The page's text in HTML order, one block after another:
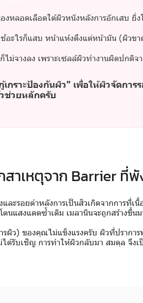
งหลอดเลือดใต้ผิวหนังหลังการอักเสบ ยิ่ง
อะไรก็แสบ หน้าแห้งตึงแต่หน้ามัน (ผิวขา
ม่จางลง เพราะเซลล์ผิวทำงานผิดปกติจา
กราะป้องกันผิว" เพื่อให้ผิวจัดการ
ช่วยหลักครับ
สาเหตุจาก Barrier ที่
ะรอยดำหลังการเป็นสิวเกิดจากการที่เ
นแสงแดดซ้ำเติม เมลานินจะถูกสร้างขึ้
ผิว) ของคุณไม่แข็งแรงครับ ผิวที่ปรากา
ด้รับเชิญ การทำให้ผิวกลับมา สมดุล จึง